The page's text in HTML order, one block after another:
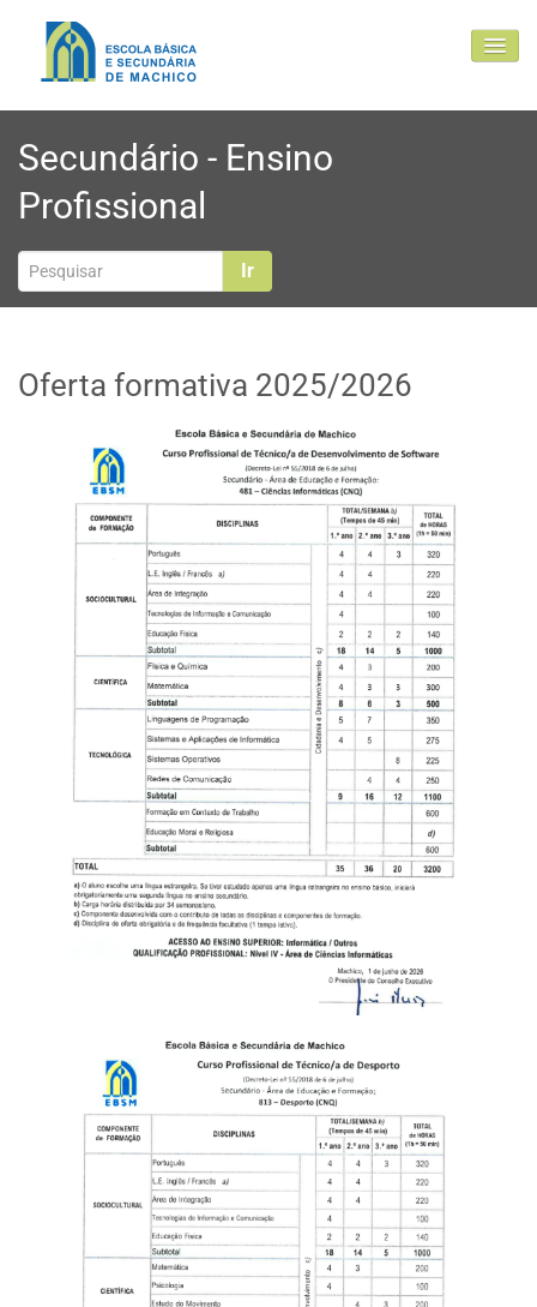
EBSM
Comunidade Educativa
Clubes e projetos
Atualidade
Contactos
Secundário - Ensino
Profissional
Ir
Oferta formativa 2025/2026